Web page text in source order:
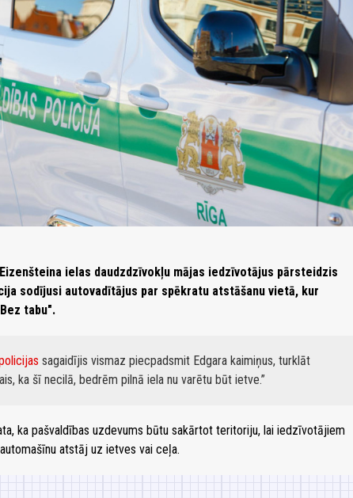
ielas daudzdzīvokļu mājas iedzīvotājus pārsteidzis
sodījusi autovadītājus par spēkratu atstāšanu vietā, kur
tabu".
sagaidījis vismaz piecpadsmit Edgara kaimiņus, turklāt
ka šī necilā, bedrēm pilnā iela nu varētu būt ietve.
ka pašvaldības uzdevums būtu sakārtot teritoriju, lai iedzīvotājiem
atstāj uz ietves vai ceļa.